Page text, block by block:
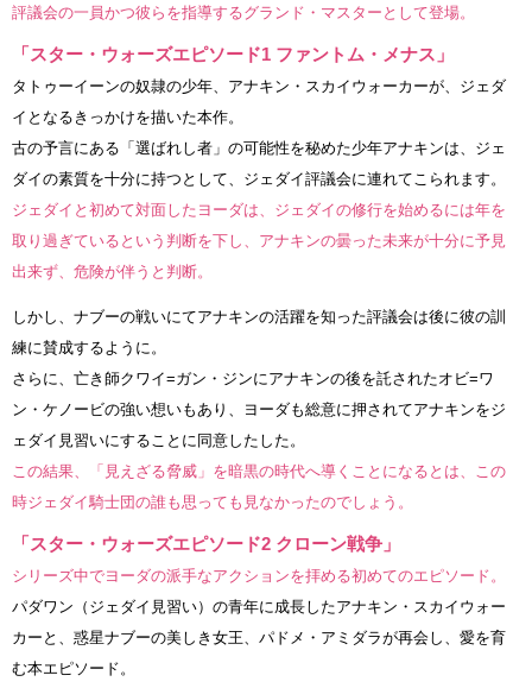
評議会の一員かつ彼らを指導するグランド・マスターとして登場。
「スター・ウォーズエピソード1 ファントム・メナス」
タトゥーイーンの奴隷の少年、アナキン・スカイウォーカーが、ジェダ
イとなるきっかけを描いた本作。
古の予言にある「選ばれし者」の可能性を秘めた少年アナキンは、ジェ
ダイの素質を十分に持つとして、ジェダイ評議会に連れてこられます。
ジェダイと初めて対面したヨーダは、ジェダイの修行を始めるには年を
取り過ぎているという判断を下し、アナキンの曇った未来が十分に予見
出来ず、危険が伴うと判断。
しかし、ナブーの戦いにてアナキンの活躍を知った評議会は後に彼の訓
練に賛成するように。
さらに、亡き師クワイ=ガン・ジンにアナキンの後を託されたオビ=ワ
ン・ケノービの強い想いもあり、ヨーダも総意に押されてアナキンをジ
ェダイ見習いにすることに同意したした。
この結果、「見えざる脅威」を暗黒の時代へ導くことになるとは、この
時ジェダイ騎士団の誰も思っても見なかったのでしょう。
「スター・ウォーズエピソード2 クローン戦争」
シリーズ中でヨーダの派手なアクションを拝める初めてのエピソード。
パダワン（ジェダイ見習い）の青年に成長したアナキン・スカイウォー
カーと、惑星ナブーの美しき女王、パドメ・アミダラが再会し、愛を育
む本エピソード。